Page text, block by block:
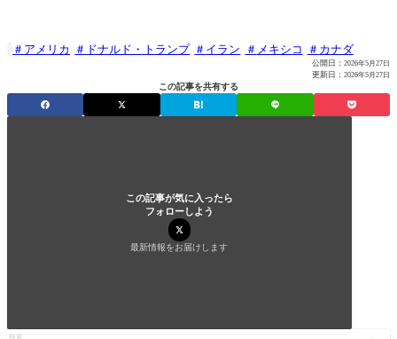
アメリカ ドナルド・トランプ イラン メキシコ カナダ
公開日： 2026年5月27日
更新日： 2026年5月27日
この記事を共有する
この記事が気に入ったら
フォローしよう
最新情報をお届けします